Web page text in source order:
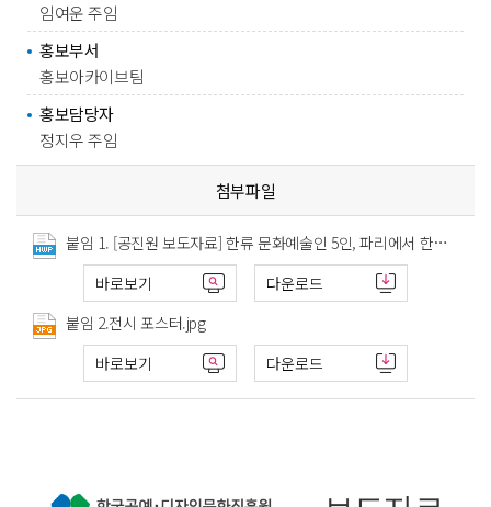
임여운 주임
홍보부서
홍보아카이브팀
홍보담당자
정지우 주임
첨부파일
붙임 1. [공진원 보도자료] 한류 문화예술인 5인, 파리에서 한지 판화작품 선보인다.hwp
바로보기
다운로드
붙임 2.전시 포스터.jpg
바로보기
다운로드